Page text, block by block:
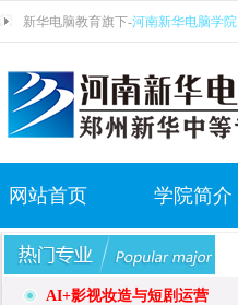
新华电脑教育旗下-河南新华电脑学院
网站首页 学院简介
AI+影视妆造与短剧运营